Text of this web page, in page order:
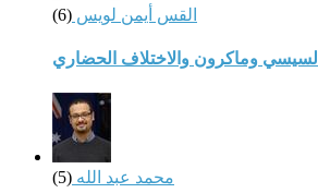
القس أيمن لويس (6)
السيسي وماكرون والاختلاف الحضاري
محمد عبد الله (5)